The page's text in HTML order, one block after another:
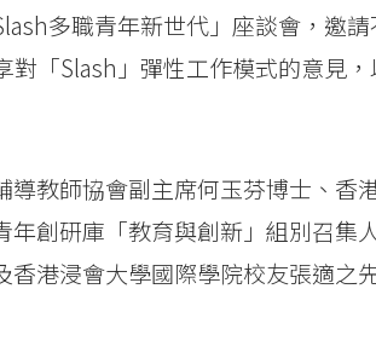
多職青年新世代」座談會，邀請
「Slash」彈性工作模式的意見，
教師協會副主席何玉芬博士、香
創研庫「教育與創新」組別召集人
港浸會大學國際學院校友張適之